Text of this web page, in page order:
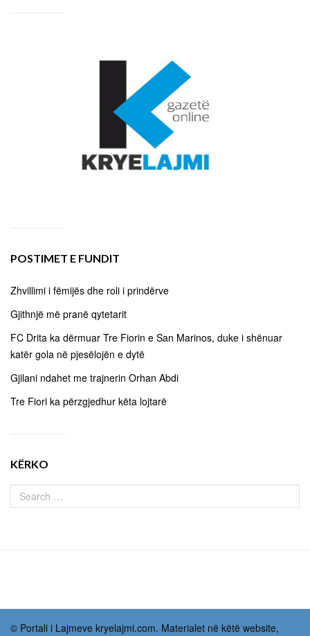
POSTIMET E FUNDIT
Zhvillimi i fëmijës dhe roli i prindërve
Gjithnjë më pranë qytetarit
FC Drita ka dërmuar Tre Fiorin e San Marinos, duke i shënuar
katër gola në pjesëlojën e dytë
Gjilani ndahet me trajnerin Orhan Abdi
Tre Fiori ka përzgjedhur këta lojtarë
KËRKO
© Portali i Lajmeve kryelajmi.com. Materialet në këtë website,